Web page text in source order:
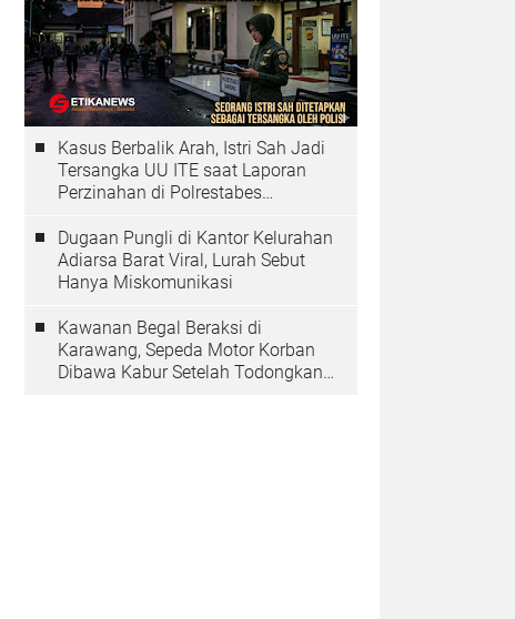
Kasus Berbalik Arah, Istri Sah Jadi
Tersangka UU ITE saat Laporan
Perzinahan di Polrestabes
Dugaan Pungli di Kantor Kelurahan
Adiarsa Barat Viral, Lurah Sebut
Hanya Miskomunikasi
Kawanan Begal Beraksi di
Karawang, Sepeda Motor Korban
Dibawa Kabur Setelah Todongkan